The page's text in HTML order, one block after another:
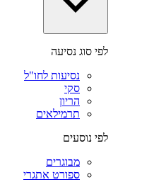
לפי סוג נסיעה
נסיעות לחו"ל
סקי
הריון
תרמילאים
לפי נוסעים
מבוגרים
ספורט אתגרי